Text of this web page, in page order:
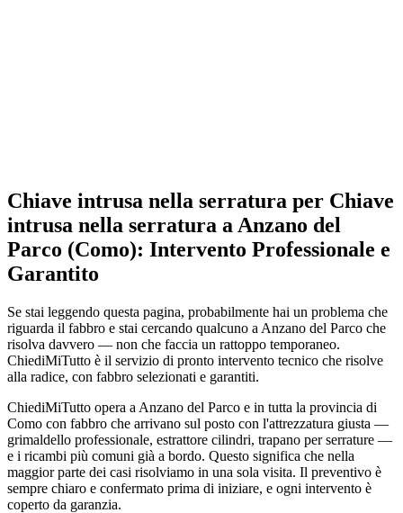
Chiave intrusa nella serratura per Chiave
intrusa nella serratura a Anzano del
Parco (Como): Intervento Professionale e
Garantito
Se stai leggendo questa pagina, probabilmente hai un problema che
riguarda il fabbro e stai cercando qualcuno a Anzano del Parco che
risolva davvero — non che faccia un rattoppo temporaneo.
ChiediMiTutto è il servizio di pronto intervento tecnico che risolve
alla radice, con fabbro selezionati e garantiti.
ChiediMiTutto opera a Anzano del Parco e in tutta la provincia di
Como con fabbro che arrivano sul posto con l'attrezzatura giusta —
grimaldello professionale, estrattore cilindri, trapano per serrature —
e i ricambi più comuni già a bordo. Questo significa che nella
maggior parte dei casi risolviamo in una sola visita. Il preventivo è
sempre chiaro e confermato prima di iniziare, e ogni intervento è
coperto da garanzia.